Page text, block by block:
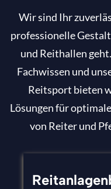
Wir sind Ihr
professionelle
und Reithallen
Fachwissen und
Reitsport bieten
Lösungen für
von Reiter und